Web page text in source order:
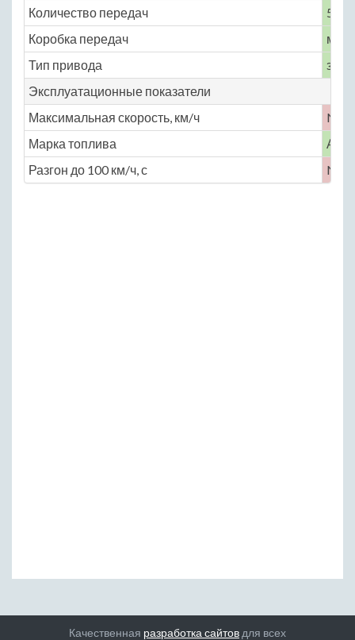
Количество передач
5
Коробка передач
Тип привода
Эксплуатационные показатели
Максимальная скорость, км/ч
No
Марка топлива
АИ-
Разгон до 100 км/ч, с
No
Качественная разработка сайтов для всех